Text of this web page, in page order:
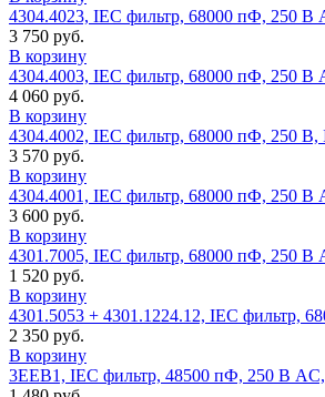
4304.4023, IEC фильтр, 68000 пФ, 250
3 750 руб.
В корзину
4304.4003, IEC фильтр, 68000 пФ, 250
4 060 руб.
В корзину
4304.4002, IEC фильтр, 68000 пФ, 250
3 570 руб.
В корзину
4304.4001, IEC фильтр, 68000 пФ, 250
3 600 руб.
В корзину
4301.7005, IEC фильтр, 68000 пФ, 250 В
1 520 руб.
В корзину
4301.5053 + 4301.1224.12, IEC фильтр,
2 350 руб.
В корзину
3EEB1, IEC фильтр, 48500 пФ, 250 В